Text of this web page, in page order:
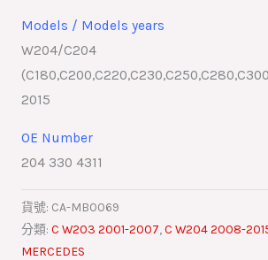
Models / Models years
W204/C204
2015
OE Number
204 330 4311
貨號: CA-MB0069
分類: C W203 2001-2007,C W204 2008-
MERCEDES